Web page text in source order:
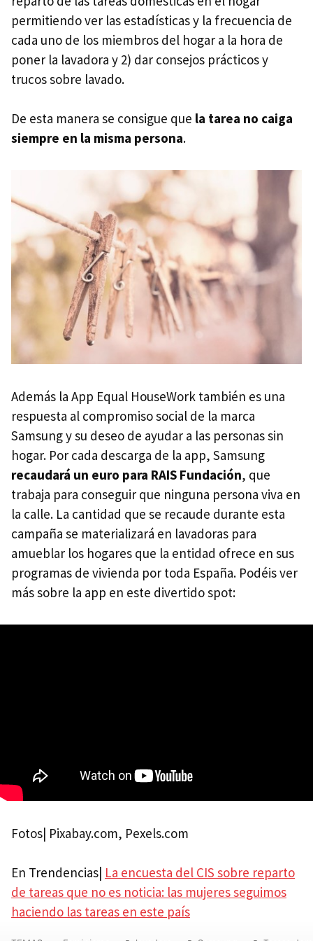
permitiendo ver las estadísticas y la frecuencia de
cada uno de los miembros del hogar a la hora de
poner la lavadora y 2) dar consejos prácticos y
trucos sobre lavado.
De esta manera se consigue que la tarea no caiga
siempre en la misma persona.
Además la App Equal HouseWork también es una
respuesta al compromiso social de la marca
Samsung y su deseo de ayudar a las personas sin
hogar. Por cada descarga de la app, Samsung
recaudará un euro para RAIS Fundación, que
trabaja para conseguir que ninguna persona viva en
la calle. La cantidad que se recaude durante esta
campaña se materializará en lavadoras para
amueblar los hogares que la entidad ofrece en sus
programas de vivienda por toda España. Podéis ver
más sobre la app en este divertido spot:
Fotos| Pixabay.com, Pexels.com
En Trendencias| La encuesta del CIS sobre reparto
de tareas que no es noticia: las mujeres seguimos
haciendo las tareas en este país